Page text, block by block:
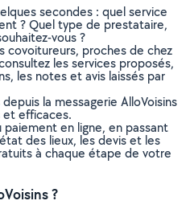
secondes : quel service
? Quel type de prestataire,
vous ?
covoitureurs, proches de chez
les services proposés,
les notes et avis laissés par
la messagerie AlloVoisins
et efficaces.
en ligne, en passant
des lieux, les devis et les
à chaque étape de votre
?